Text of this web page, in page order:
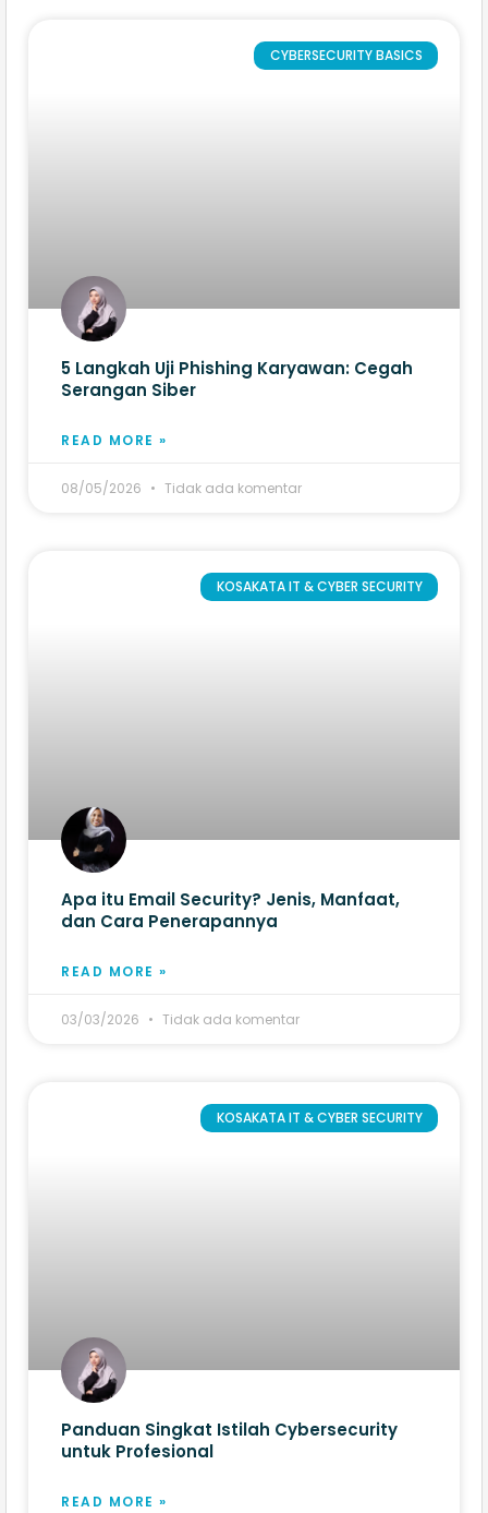
CYBERSECURITY BASICS
5 Langkah Uji Phishing Karyawan: Cegah
Serangan Siber
READ MORE »
08/05/2026 Tidak ada komentar
KOSAKATA IT & CYBER SECURITY
Apa itu Email Security? Jenis, Manfaat,
dan Cara Penerapannya
READ MORE »
03/03/2026 Tidak ada komentar
KOSAKATA IT & CYBER SECURITY
Panduan Singkat Istilah Cybersecurity
untuk Profesional
READ MORE »